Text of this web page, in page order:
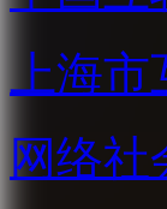
上海
网络社